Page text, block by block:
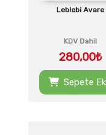
Leblebi Avare
KDV Dahil
280,00₺
Sepete